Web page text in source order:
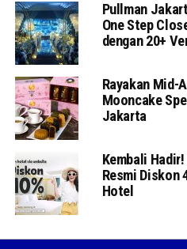
Pullman
One Step
dengan 20+
Rayakan Mid-
Mooncake
Jakarta
Kembali
Resmi Diskon
Hotel